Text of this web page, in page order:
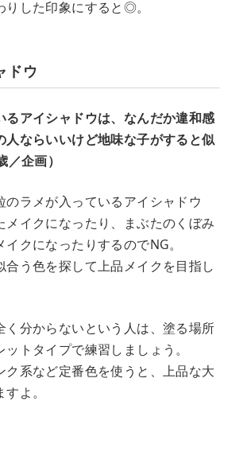
りした印象にすると◎。
ドウ
るアイシャドウは、なんだか違和感
人ならいいけど地味な子がすると似
企画）
のラメが入っているアイシャドウ
メイクになったり、まぶたのくぼみ
クになったりするのでNG。
合う色を探して上品メイクを目指し
く分からないという人は、塗る場所
トタイプで練習しましょう。
ク系など定番色を使うと、上品な大
よ。